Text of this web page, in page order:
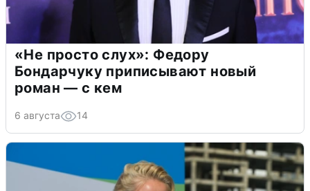
«Не просто слух»: Федору
Бондарчуку приписывают новый
роман — с кем
6 августа 14